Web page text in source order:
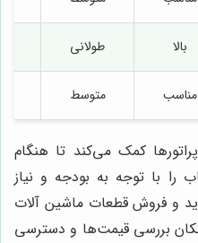
بالا طولانی
مناسب متوسط
کمک می‌کند تا هنگام
را با توجه به بودجه و نیاز
و فروش قطعات ماشین آلات
بررسی قیمت‌ها و دسترسی